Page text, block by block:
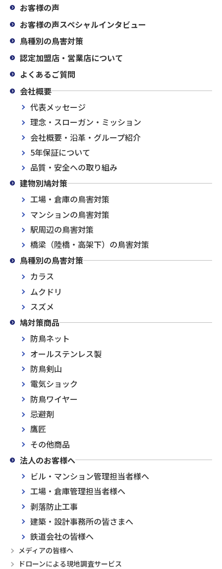
お客様の声
お客様の声スペシャルインタビュー
鳥種別の鳥害対策
認定加盟店・営業店について
よくあるご質問
会社概要
代表メッセージ
理念・スローガン・ミッション
会社概要・沿革・グループ紹介
5年保証について
品質・安全への取り組み
建物別鳩対策
工場・倉庫の鳥害対策
マンションの鳥害対策
駅周辺の鳥害対策
橋梁（陸橋・高架下）の鳥害対策
鳥種別の鳥害対策
カラス
ムクドリ
スズメ
鳩対策商品
防鳥ネット
オールステンレス製
防鳥剣山
電気ショック
防鳥ワイヤー
忌避剤
鷹匠
その他商品
法人のお客様へ
ビル・マンション管理担当者様へ
工場・倉庫管理担当者様へ
剥落防止工事
建築・設計事務所の皆さまへ
鉄道会社の皆様へ
メディアの皆様へ
ドローンによる現地調査サービス